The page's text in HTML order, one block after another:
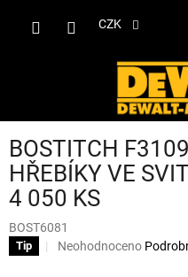
CZK
BOSTITCH
HŘEBÍKY VE
4 050 KS
BOST6081
Tip
Průměrné
Neohodnoceno